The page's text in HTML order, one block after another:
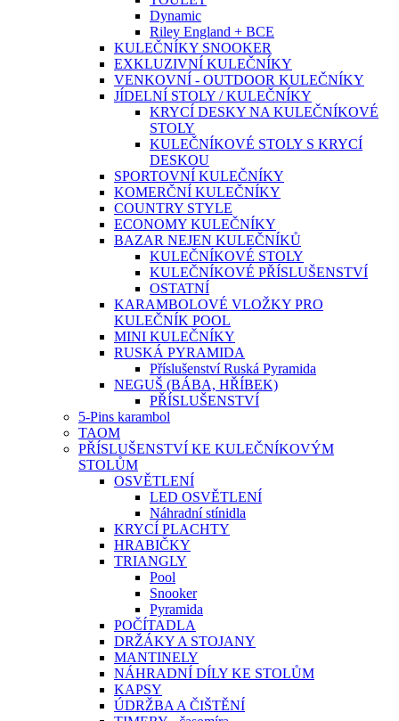
Dynamic
Riley England + BCE
KULEČNÍKY SNOOKER
EXKLUZIVNÍ KULEČNÍKY
VENKOVNÍ - OUTDOOR KULEČNÍKY
JÍDELNÍ STOLY / KULEČNÍKY
KRYCÍ DESKY NA KULEČNÍKOVÉ
STOLY
KULEČNÍKOVÉ STOLY S KRYCÍ
DESKOU
SPORTOVNÍ KULEČNÍKY
KOMERČNÍ KULEČNÍKY
COUNTRY STYLE
ECONOMY KULEČNÍKY
BAZAR NEJEN KULEČNÍKŮ
KULEČNÍKOVÉ STOLY
KULEČNÍKOVÉ PŘÍSLUŠENSTVÍ
OSTATNÍ
KARAMBOLOVÉ VLOŽKY PRO
KULEČNÍK POOL
MINI KULEČNÍKY
RUSKÁ PYRAMIDA
Příslušenství Ruská Pyramida
NEGUŠ (BÁBA, HŘÍBEK)
PŘÍSLUŠENSTVÍ
5-Pins karambol
TAOM
PŘÍSLUŠENSTVÍ KE KULEČNÍKOVÝM
STOLŮM
OSVĚTLENÍ
LED OSVĚTLENÍ
Náhradní stínidla
KRYCÍ PLACHTY
HRABIČKY
TRIANGLY
Pool
Snooker
Pyramida
POČÍTADLA
DRŽÁKY A STOJANY
MANTINELY
NÁHRADNÍ DÍLY KE STOLŮM
KAPSY
ÚDRŽBA A ČIŠTĚNÍ